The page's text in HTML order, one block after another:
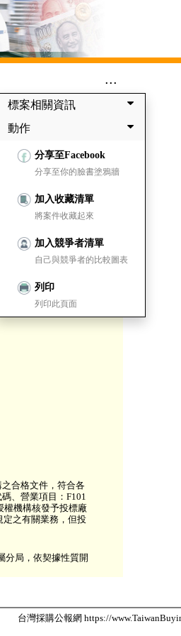
...
標案相關資訊
動作
分享至Facebook
分享至你的臉書塗鴉牆
加入收藏清單
將案件收藏起來
加入競爭者清單
自己與競爭者的比較圖表
列印
列印此頁面
合格文件，符合各
、營業項目：F101
權機構核發予投標廠
定之有關業務，但投
分局，依契據性質開
台灣採購公報網 https://